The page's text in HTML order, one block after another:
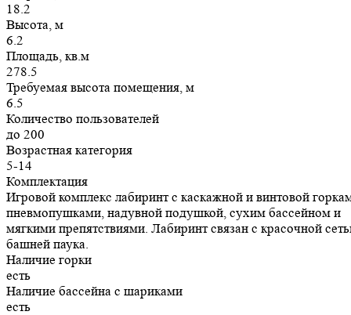
18.2
Высота, м
6.2
Площадь, кв.м
278.5
Требуемая высота помещения, м
6.5
Количество пользователей
до 200
Возрастная категория
5-14
Комплектация
Игровой комплекс лабиринт с каскажной и винтовой
пневмопушками, надувной подушкой, сухим бассейном и
мягкими препятствиями. Лабиринт связан с красочной
башней паука.
Наличие горки
есть
Наличие бассейна с шариками
есть